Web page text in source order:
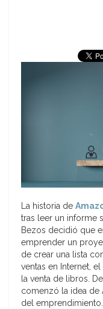
La historia de
tras leer un informe
Bezos decidió que
emprender un
de crear una lista
ventas en Internet,
la venta de libros.
comenzó la idea de
del emprendimiento.